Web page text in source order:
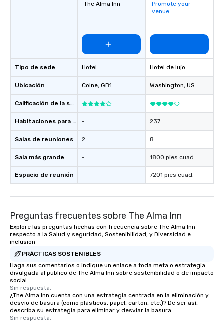
Tipo de sede
Ubicación
Calificación de la sede
Habitaciones para huéspedes
Salas de reuniones
Sala más grande
Espacio de reunión
The Alma Inn
Hotel
Colne, GB1
-
2
-
-
Promote your
venue
Hotel de lujo
Washington, US
237
8
1800 pies cuad.
7201 pies cuad.
Preguntas frecuentes sobre The Alma Inn
Explore las preguntas hechas con frecuencia sobre The Alma Inn
respecto a la Salud y seguridad, Sostenibilidad, y Diversidad e
inclusión
PRÁCTICAS SOSTENIBLES
Haga sus comentarios o indique un enlace a toda meta o estrategia
divulgada al público de The Alma Inn sobre sostenibilidad o de impacto
social.
Sin respuesta.
¿The Alma Inn cuenta con una estrategia centrada en la eliminación y
desvío de basura (como plásticos, papel, cartón, etc.)? De ser así,
describa su estrategia para eliminar y desviar la basura.
Sin respuesta.